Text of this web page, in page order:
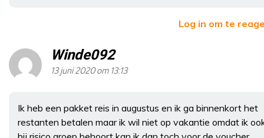
Log in om te
Winde092
13 juni 2020 om 13:13
Ik heb een pakket reis in augustus en ik ga binnenkort het
restanten betalen maar ik wil niet op vakantie omdat ik